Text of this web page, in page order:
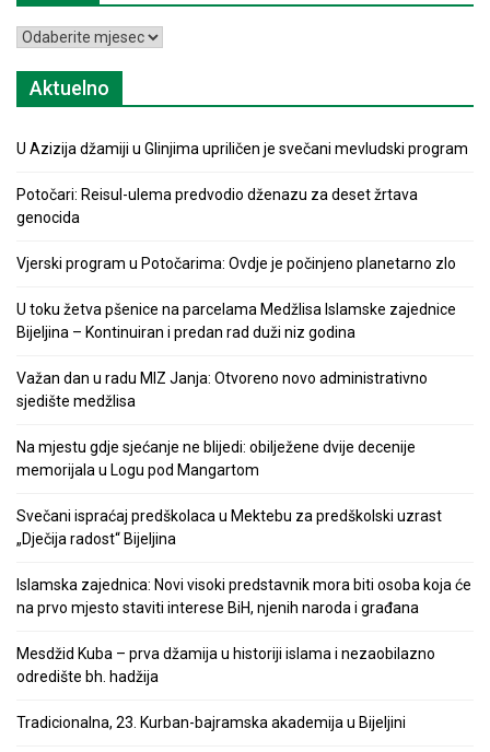
Arhiva
Aktuelno
U Azizija džamiji u Glinjima upriličen je svečani mevludski program
Potočari: Reisul-ulema predvodio dženazu za deset žrtava
genocida
Vjerski program u Potočarima: Ovdje je počinjeno planetarno zlo
U toku žetva pšenice na parcelama Medžlisa Islamske zajednice
Bijeljina – Kontinuiran i predan rad duži niz godina
Važan dan u radu MIZ Janja: Otvoreno novo administrativno
sjedište medžlisa
Na mjestu gdje sjećanje ne blijedi: obilježene dvije decenije
memorijala u Logu pod Mangartom
Svečani ispraćaj predškolaca u Mektebu za predškolski uzrast
„Dječija radost“ Bijeljina
Islamska zajednica: Novi visoki predstavnik mora biti osoba koja će
na prvo mjesto staviti interese BiH, njenih naroda i građana
Mesdžid Kuba – prva džamija u historiji islama i nezaobilazno
odredište bh. hadžija
Tradicionalna, 23. Kurban-bajramska akademija u Bijeljini